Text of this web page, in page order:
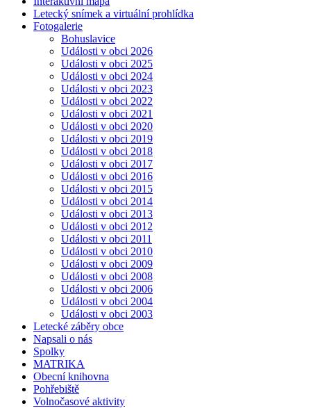
Letecký snímek a virtuální prohlídka
Fotogalerie
Bohuslavice
Události v obci 2026
Události v obci 2025
Události v obci 2024
Události v obci 2023
Události v obci 2022
Události v obci 2021
Události v obci 2020
Události v obci 2019
Události v obci 2018
Události v obci 2017
Události v obci 2016
Události v obci 2015
Události v obci 2014
Události v obci 2013
Události v obci 2012
Události v obci 2011
Události v obci 2010
Události v obci 2009
Události v obci 2008
Události v obci 2006
Události v obci 2004
Události v obci 2003
Letecké záběry obce
Napsali o nás
Spolky
MATRIKA
Obecní knihovna
Pohřebiště
Volnočasové aktivity